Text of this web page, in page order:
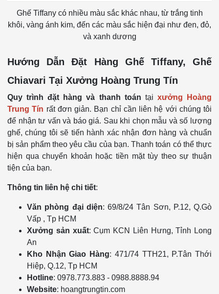
Ghế Tiffany có nhiều màu sắc khác nhau, từ trắng tinh
khôi, vàng ánh kim, đến các màu sắc hiện đại như đen, đỏ,
và xanh dương
Hướng Dẫn Đặt Hàng Ghế Tiffany, Ghế
Chiavari Tại Xưởng Hoàng Trung Tín
Quy trình đặt hàng và thanh toán tại xưởng Hoàng
Trung Tín rất đơn giản. Bạn chỉ cần liên hệ với chúng tôi
để nhận tư vấn và báo giá. Sau khi chọn mẫu và số lượng
ghế, chúng tôi sẽ tiến hành xác nhận đơn hàng và chuẩn
bị sản phẩm theo yêu cầu của bạn. Thanh toán có thể thực
hiện qua chuyển khoản hoặc tiền mặt tùy theo sự thuận
tiện của bạn.
Thông tin liên hệ chi tiết:
Văn phòng đại diện: 69/8/24 Tân Sơn, P.12, Q.Gò
Vấp , Tp HCM
Xưởng sản xuất: Cụm KCN Liên Hưng, Tỉnh Long
An
Kho Nhận Giao Hàng: 471/74 TTH21, P.Tân Thới
Hiệp, Q.12, Tp HCM
Hotline: 0978.773.883 - 0988.8888.94
Website: hoangtrungtin.com